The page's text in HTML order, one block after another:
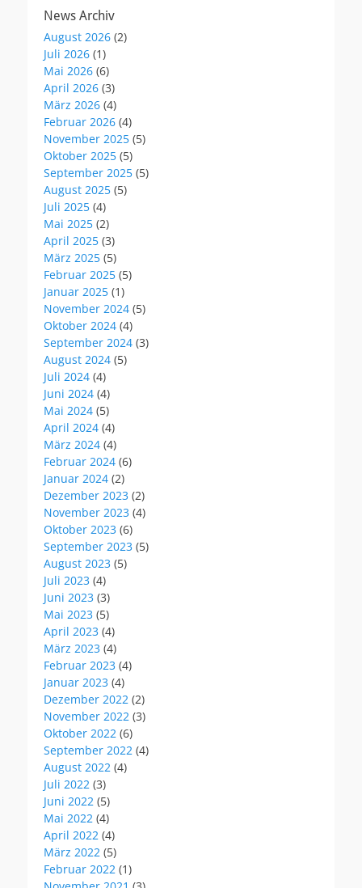
News Archiv
August 2026 (2)
Juli 2026 (1)
Mai 2026 (6)
April 2026 (3)
März 2026 (4)
Februar 2026 (4)
November 2025 (5)
Oktober 2025 (5)
September 2025 (5)
August 2025 (5)
Juli 2025 (4)
Mai 2025 (2)
April 2025 (3)
März 2025 (5)
Februar 2025 (5)
Januar 2025 (1)
November 2024 (5)
Oktober 2024 (4)
September 2024 (3)
August 2024 (5)
Juli 2024 (4)
Juni 2024 (4)
Mai 2024 (5)
April 2024 (4)
März 2024 (4)
Februar 2024 (6)
Januar 2024 (2)
Dezember 2023 (2)
November 2023 (4)
Oktober 2023 (6)
September 2023 (5)
August 2023 (5)
Juli 2023 (4)
Juni 2023 (3)
Mai 2023 (5)
April 2023 (4)
März 2023 (4)
Februar 2023 (4)
Januar 2023 (4)
Dezember 2022 (2)
November 2022 (3)
Oktober 2022 (6)
September 2022 (4)
August 2022 (4)
Juli 2022 (3)
Juni 2022 (5)
Mai 2022 (4)
April 2022 (4)
März 2022 (5)
Februar 2022 (1)